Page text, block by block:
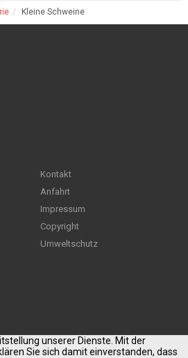
Kleine Schweine
Kontakt
Anfahrt
Impressum
Copyright
Umweltschutz
unserer Dienste. Mit der
Sie sich damit einverstanden, dass